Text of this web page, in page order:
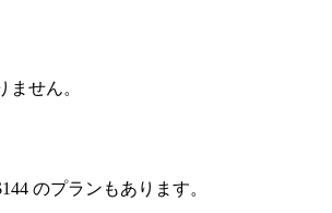
せん。
のプランもあります。